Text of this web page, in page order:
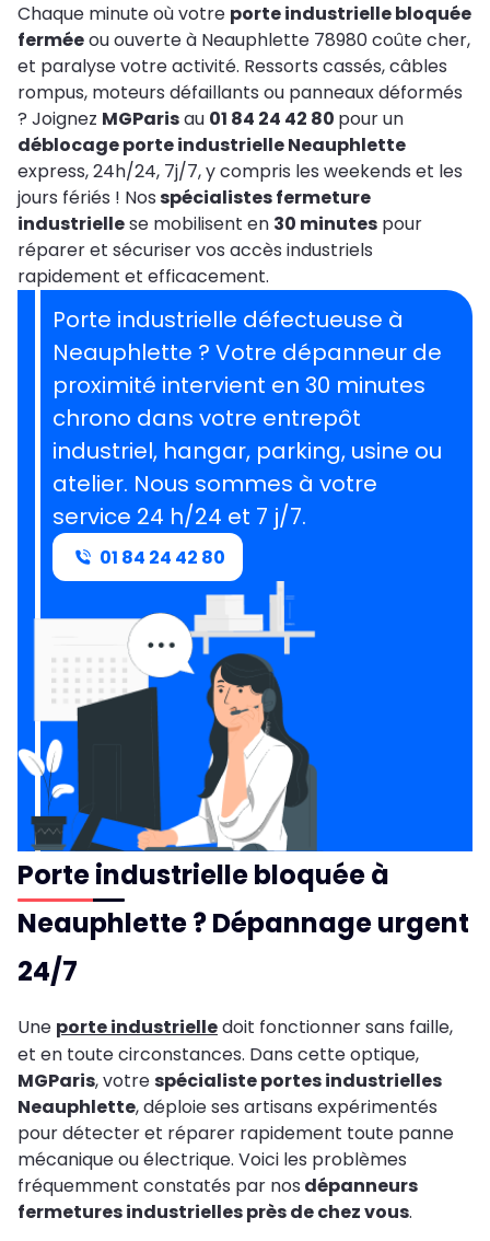
Chaque minute où votre porte industrielle bloquée
ferméeou ouverte à Neauphlette 78980 coûte cher,
et paralyse votre activité. Ressorts cassés, câbles
rompus, moteurs défaillants ou panneaux déformés
? Joignez MGParisau 01 84 24 42 80 pour un
déblocage porte industrielle Neauphlette
express, 24h/24, 7j/7, y compris les weekends et les
jours fériés ! Nosspécialistes fermeture
industriellese mobilisent en 30 minutes pour
réparer et sécuriser vos accès industriels
rapidement et efficacement.
Porte industrielle défectueuse à
Neauphlette ? Votre dépanneur de
proximité intervient en 30 minutes
chrono dans votre entrepôt
industriel, hangar, parking, usine ou
atelier. Nous sommes à votre
service 24 h/24 et 7 j/7.
01 84 24 42 80
Porte industrielle bloquée à
Neauphlette ? Dépannage urgent
24/7
Une porte industrielledoit fonctionner sans faille,
et en toute circonstances. Dans cette optique,
MGParis, votrespécialiste portes industrielles
Neauphlette, déploie ses artisans expérimentés
pour détecter et réparer rapidement toute panne
mécanique ou électrique. Voici les problèmes
fréquemment constatés par nos dépanneurs
fermetures industrielles près de chez vous.